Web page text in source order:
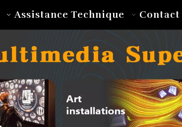
Assistance Technique Contact